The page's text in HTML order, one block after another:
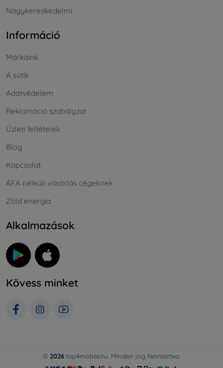
Nagykereskedelmi
Információ
Márkáink
A sütik
Adatvédelem
Reklamáció szabályzat
Üzleti feltételek
Blog
Kapcsolat
ÁFA nélküli vásárlás cégeknek
Zöld energia
Alkalmazások
Kövess minket
© 2026 top4mobile.hu. Minden jog fenntartva.